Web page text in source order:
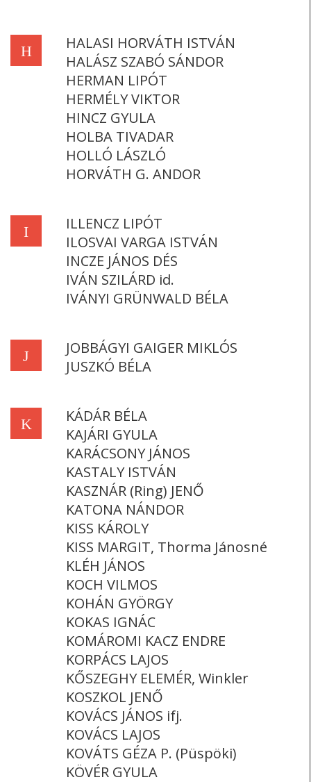
H
HALASI HORVÁTH ISTVÁN
HALÁSZ SZABÓ SÁNDOR
HERMAN LIPÓT
HERMÉLY VIKTOR
HINCZ GYULA
HOLBA TIVADAR
HOLLÓ LÁSZLÓ
HORVÁTH G. ANDOR
I
ILLENCZ LIPÓT
ILOSVAI VARGA ISTVÁN
INCZE JÁNOS DÉS
IVÁN SZILÁRD id.
IVÁNYI GRÜNWALD BÉLA
J
JOBBÁGYI GAIGER MIKLÓS
JUSZKÓ BÉLA
K
KÁDÁR BÉLA
KAJÁRI GYULA
KARÁCSONY JÁNOS
KASTALY ISTVÁN
KASZNÁR (Ring) JENŐ
KATONA NÁNDOR
KISS KÁROLY
KISS MARGIT, Thorma Jánosné
KLÉH JÁNOS
KOCH VILMOS
KOHÁN GYÖRGY
KOKAS IGNÁC
KOMÁROMI KACZ ENDRE
KORPÁCS LAJOS
KŐSZEGHY ELEMÉR, Winkler
KOSZKOL JENŐ
KOVÁCS JÁNOS ifj.
KOVÁCS LAJOS
KOVÁTS GÉZA P. (Püspöki)
KÖVÉR GYULA